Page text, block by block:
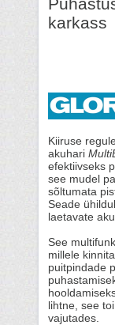
karkass
Kiiruse
akuhari
efektiivseks
see mudel
sõltumata
Seade
laetavate
See
millele
puitpindade
lihtne, see
vajutades.